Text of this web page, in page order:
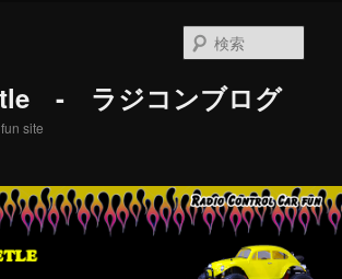
- ラジコンブログ
site
索